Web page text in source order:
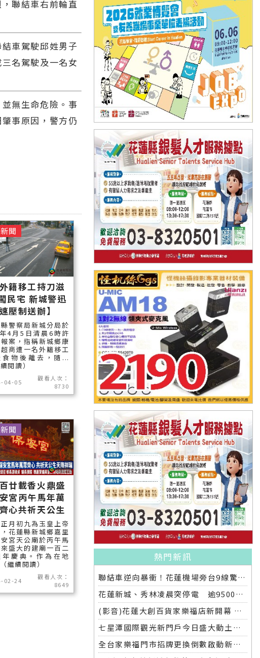
聯結車右前輪直
車駕駛邱姓男子
名駕駛及一名女
無生命危險。事
事原因，警方仍
外籍移工持刀滋
民宅 新城警迅
速壓制送辦】
警察局新城分局於
4月5日清晨6時許
案，指稱新城鄉康
商遭一名外籍移工
食物後離去，隨...
續閱讀）
04-05
觀看人次：
8730
聞
廿載香火鼎盛
宮丙午馬年萬
心共祈天公生
月初九為玉皇上帝
花蓮縣新城鄉嘉里
宮天公廟於丙午馬
盛大的建廟一百二
年慶典。作為在地
繼續閱讀）
02-24
觀看人次：
8649
聞
熱門新訊
聯結車逆向暴衝！花蓮機場旁台9線驚悚車禍 兩車遭撞四人受傷無生命危險
花蓮新城、秀林凌晨突停電 逾9500戶受影響 台電說明設備故障原因
(影音)花蓮大創百貨家樂福店新開幕 花蓮部落客開箱超吸睛
七星潭國際觀光新門戶今日盛大動土鯨躍意象建築預計明年八月完工
全台家樂福門市招牌更換倒數啟動新公司名稱康達盛通生活事業首度曝光